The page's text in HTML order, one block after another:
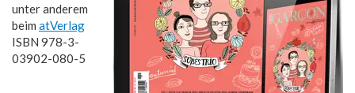
unter anderem
beim atVerlag
ISBN 978-3-
03902-080-5